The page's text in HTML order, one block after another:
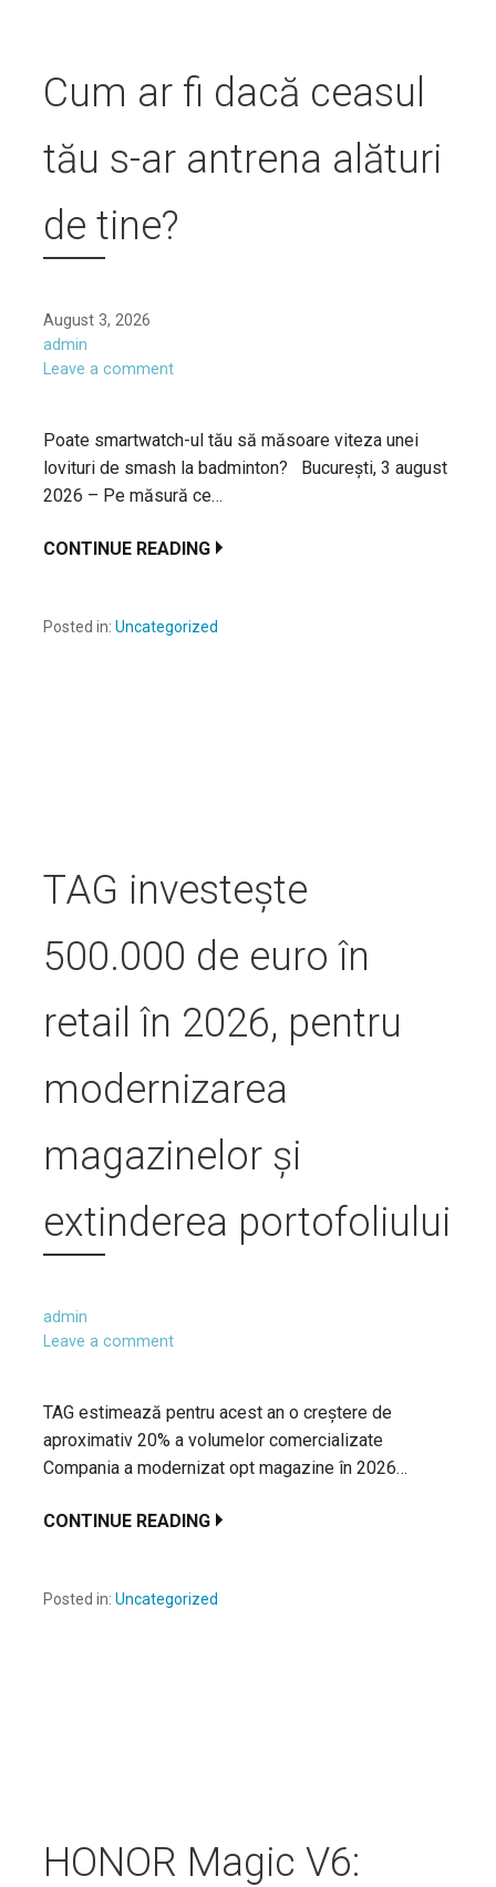
Cum ar fi dacă ceasul
tău s-ar antrena alături
de tine?
August 3, 2026
admin
Leave a comment
Poate smartwatch-ul tău să măsoare viteza unei
lovituri de smash la badminton? București, 3 august
2026 – Pe măsură ce…
CONTINUE READING
Posted in: Uncategorized
TAG investește
500.000 de euro în
retail în 2026, pentru
modernizarea
magazinelor și
extinderea portofoliului
admin
Leave a comment
TAG estimează pentru acest an o creștere de
aproximativ 20% a volumelor comercializate
Compania a modernizat opt magazine în 2026…
CONTINUE READING
Posted in: Uncategorized
HONOR Magic V6: